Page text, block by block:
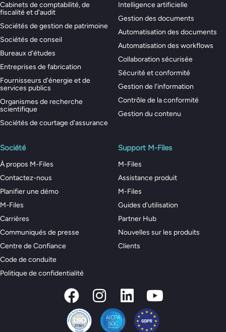
Cabinets de comptabilité, de
fiscalité et d'audit
Sociétés de gestion de patrimoine
Sociétés de conseil
Bureaux d'études
Entreprises de fabrication
Fournisseurs d'énergie et de
services publics
Organismes de recherche
scientifique
Sociétés de courtage d'assurance
Intelligence artificielle
Gestion des documents
Automatisation des documents
Automatisation des workflows
Collaboration sécurisée
Sécurité et conformité
Gestion de l'information
Contrôle de la conformité
Gestion du contenu
Société
À propos M-Files
Contactez-nous
Planifier une démo
M-Files
Carrières
Communiqués de presse
Centre de Confiance
Code de conduite
Politique de confidentialité
Support M-Files
M-Files
Assistance produit
M-Files
Guides d'utilisation
Partner Hub
Nouvelles sur les produits
Clients